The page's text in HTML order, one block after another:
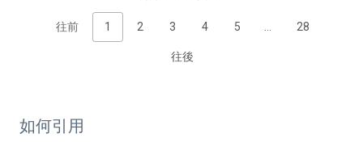
往前 1 2 3 4 5 28
往後
如何引用